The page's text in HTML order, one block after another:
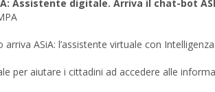
Assistente digitale. Arriva il chat-bot
arriva ASiA: l’assistente virtuale con
per aiutare i cittadini ad accedere alle